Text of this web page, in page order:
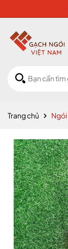
Trang chủ Ngói